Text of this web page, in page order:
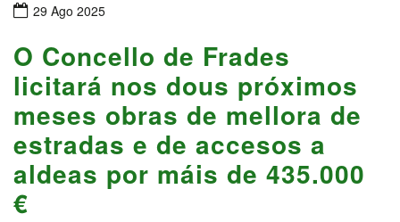
29 Ago 2025
O Concello de Frades
licitará nos dous próximos
meses obras de mellora de
estradas e de accesos a
aldeas por máis de 435.000
€